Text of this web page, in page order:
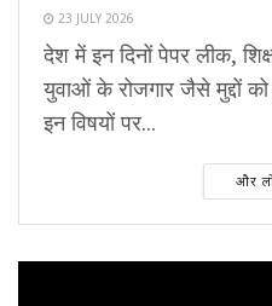
23 JULY 2026
देश में इन दिनों पेपर लीक,
युवाओं के रोजगार जैसे मुद्दों
इन विषयों पर...
और